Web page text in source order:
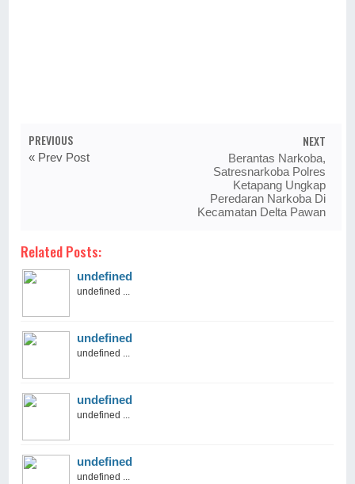
PREVIOUS
« Prev Post
NEXT
Berantas Narkoba,
Satresnarkoba Polres
Ketapang Ungkap
Peredaran Narkoba Di
Kecamatan Delta Pawan
Related Posts:
undefined
undefined ...
undefined
undefined ...
undefined
undefined ...
undefined
undefined ...